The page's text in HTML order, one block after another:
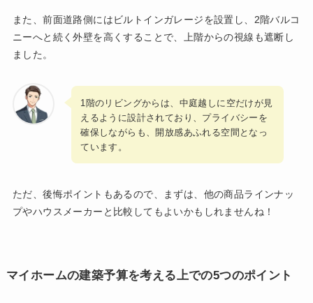
また、前面道路側にはビルトインガレージを設置し、2階バルコ
ニーへと続く外壁を高くすることで、上階からの視線も遮断し
ました。
1階のリビングからは、中庭越しに空だけが見
えるように設計されており、プライバシーを
確保しながらも、開放感あふれる空間となっ
ています。
ただ、後悔ポイントもあるので、まずは、他の商品ラインナッ
プやハウスメーカーと比較してもよいかもしれませんね！
マイホームの建築予算を考える上での5つのポイント